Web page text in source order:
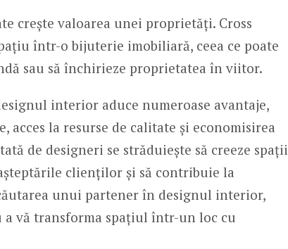
crește valoarea unei proprietăți. Cross
într-o bijuterie imobiliară, ceea ce poate
sau să închirieze proprietatea în viitor.
interior aduce numeroase avantaje,
la resurse de calitate și economisirea
de designeri se străduiește să creeze spații
clienților și să contribuie la
unui partener în designul interior,
a vă transforma spațiul într-un loc cu